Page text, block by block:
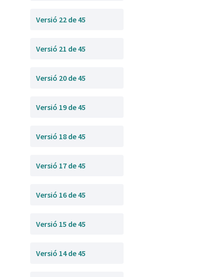
Versió 22 de 45
Versió 21 de 45
Versió 20 de 45
Versió 19 de 45
Versió 18 de 45
Versió 17 de 45
Versió 16 de 45
Versió 15 de 45
Versió 14 de 45